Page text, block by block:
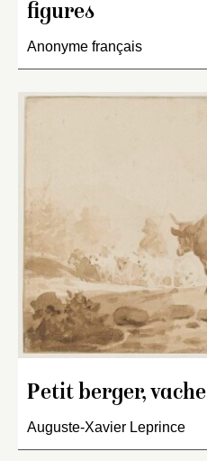
figures
Anonyme français
Petit berger,
Auguste-Xavier Leprince